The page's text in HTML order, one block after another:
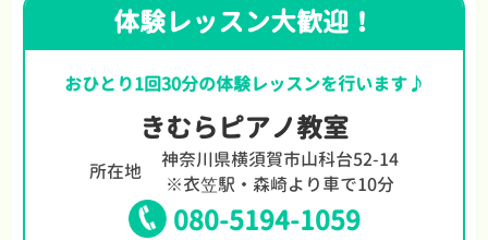
体験レッスン大歓迎！
おひとり1回30分の体験レッスンを行います♪
きむらピアノ教室
所在地
神奈川県横須賀市山科台52-14
※衣笠駅・森崎より車で10分
080-5194-1059